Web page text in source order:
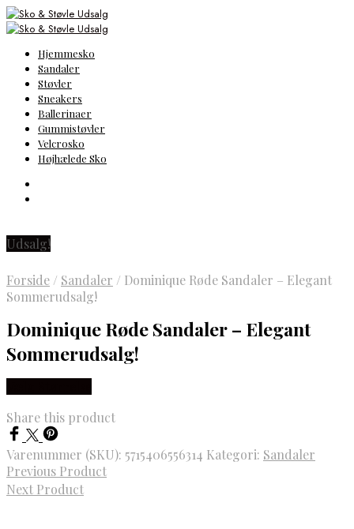
Hjemmesko
Sandaler
Støvler
Sneakers
Ballerinaer
Gummistøvler
Velcrosko
Højhælede Sko
Udsalg!
Forside / Sandaler / Dominique Røde Sandaler – Elegant
Sommerudsalg!
Dominique Røde Sandaler – Elegant
Sommerudsalg!
Share this product
Varenummer (SKU): 5715406556314 Kategori: Sandaler
Previous Product
Next Product